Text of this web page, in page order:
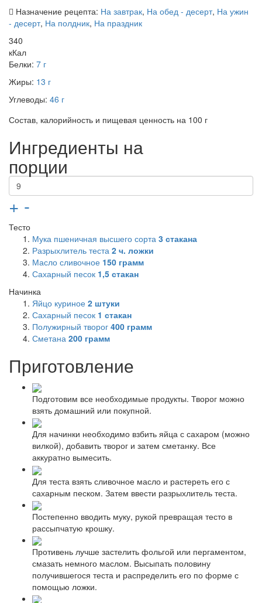
Назначение рецепта: На завтрак, На обед - десерт, На ужин
- десерт, На полдник, На праздник
340
кКал
Белки: 7 г
Жиры: 13 г
Углеводы: 46 г
Состав, калорийность и пищевая ценность на 100 г
Ингредиенты на
порции
+ -
Тесто
Мука пшеничная высшего сорта 3 стакана
Разрыхлитель теста 2 ч. ложки
Масло сливочное 150 грамм
Сахарный песок 1,5 стакан
Начинка
Яйцо куриное 2 штуки
Сахарный песок 1 стакан
Полужирный творог 400 грамм
Сметана 200 грамм
Приготовление
Подготовим все необходимые продукты. Творог можно
взять домашний или покупной.
Для начинки необходимо взбить яйца с сахаром (можно
вилкой), добавить творог и затем сметанку. Все
аккуратно вымесить.
Для теста взять сливочное масло и растереть его с
сахарным песком. Затем ввести разрыхлитель теста.
Постепенно вводить муку, рукой превращая тесто в
рассыпчатую крошку.
Противень лучше застелить фольгой или пергаментом,
смазать немного маслом. Высыпать половину
получившегося теста и распределить его по форме с
помощью ложки.